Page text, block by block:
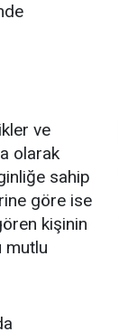
ve
olarak
sahip
göre ise
kişinin
mutlu